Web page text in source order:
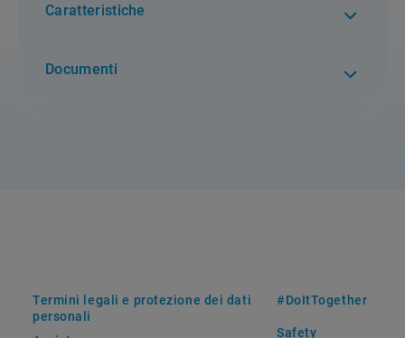
Caratteristiche
Documenti
Termini legali e protezione dei dati
personali
#DoItTogether
Safety